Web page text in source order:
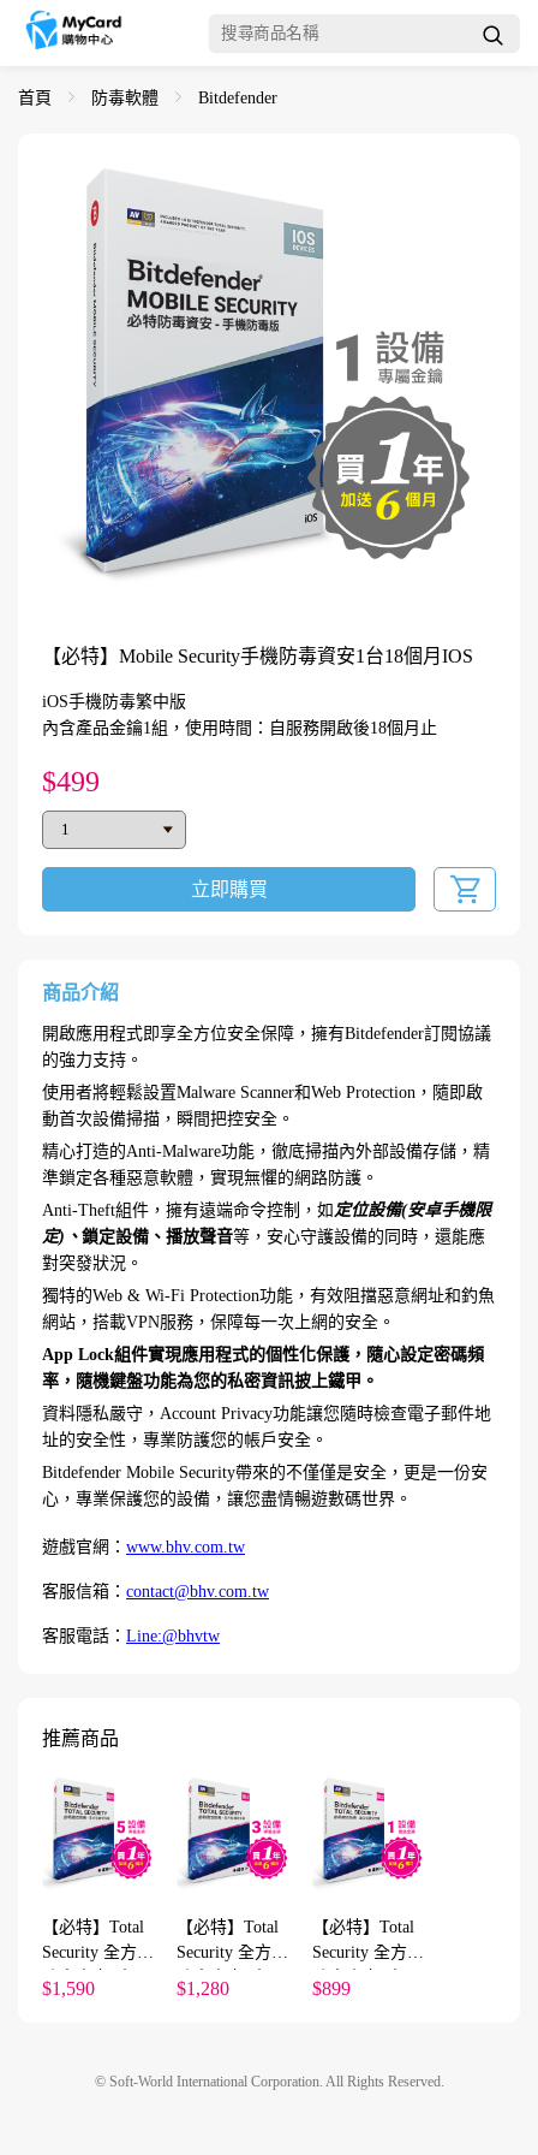
首頁 防毒軟體 Bitdefender
【必特】Mobile Security手機防毒資安1台18個月IOS
iOS手機防毒繁中版
內含產品金鑰1組，使用時間：自服務開啟後18個月止
$499
立即購買
商品介紹
開啟應用程式即享全方位安全保障，擁有Bitdefender訂閱協議
的強力支持。
使用者將輕鬆設置Malware Scanner和Web Protection，隨即啟
動首次設備掃描，瞬間把控安全。
精心打造的Anti-Malware功能，徹底掃描內外部設備存儲，精
準鎖定各種惡意軟體，實現無懼的網路防護。
Anti-Theft組件，擁有遠端命令控制，如定位設備(安卓手機限
定)、 鎖定設備、播放聲音等，安心守護設備的同時，還能應
對突發狀況。
獨特的Web & Wi-Fi Protection功能，有效阻擋惡意網址和釣魚
網站，搭載VPN服務，保障每一次上網的安全。
App Lock組件實現應用程式的個性化保護，隨心設定密碼頻
率，隨機鍵盤功能為您的私密資訊披上鐵甲。
資料隱私嚴守，Account Privacy功能讓您隨時檢查電子郵件地
址的安全性，專業防護您的帳戶安全。
Bitdefender Mobile Security帶來的不僅僅是安全，更是一份安
心，專業保護您的設備，讓您盡情暢遊數碼世界。
遊戲官網： www.bhv.com.tw
客服信箱： contact@bhv.com.tw
客服電話： Line:@bhvtw
推薦商品
【必特】Total
Security 全方位
防毒資安5台18
個月
$1,590
【必特】Total
Security 全方位
防毒資安3台18
個月
$1,280
【必特】Total
Security 全方位
防毒資安1台18
個月
$899
© Soft-World International Corporation. All Rights Reserved.